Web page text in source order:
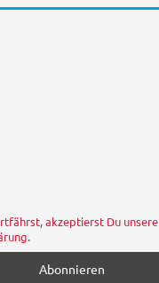
akzeptierst Du unsere